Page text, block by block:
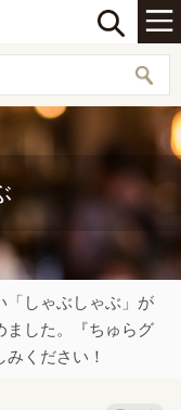
「しゃぶしゃぶ」が
ました。『ちゅらグ
ください！